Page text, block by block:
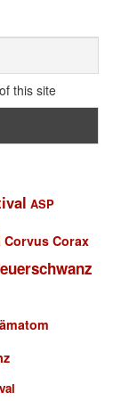
this site
ASP
Corvus Corax